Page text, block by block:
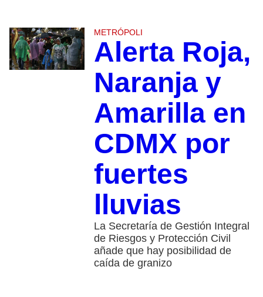
METRÓPOLI
Alerta Roja,
Naranja y
Amarilla en
CDMX por
fuertes
lluvias
La Secretaría de Gestión Integral
de Riesgos y Protección Civil
añade que hay posibilidad de
caída de granizo